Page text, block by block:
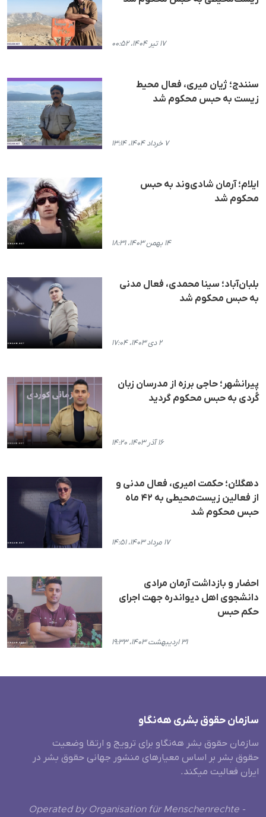
۱۷ تیر ۱۴۰۴، ۰۰:۵۲
سنندج؛ ژیان میری، فعال محیط
زیست به حبس محکوم شد
۷ خرداد ۱۴۰۴، ۱۳:۱۴
ایلام؛ آرمان شادی‌وند به حبس
محکوم شد
۱۴ بهمن ۱۴۰۳، ۱۸:۳۱
بلبان‌آباد؛ سینا محمدی، فعال مدنی
به حبس محکوم شد
۲ دی ۱۴۰۳، ۱۷:۰۴
پیرانشهر؛ حاجی برزه از مدرسان زبان
کُردی به حبس محکوم گردید
۱۶ آذر ۱۴۰۳، ۱۴:۲۰
دهگلان؛ حکمت امیری، فعال مدنی و
از فعالین زیست‌محیطی به ۴۲ ماه
حبس محکوم شد
۱۷ مرداد ۱۴۰۳، ۱۴:۵۱
احضار و بازداشت آرمان مرادی
دانشجوی اهل دیواندره جهت اجرای
حکم حبس
۳۱ اردیبهشت ۱۴۰۳، ۱۹:۳۳
سازمان حقوق بشری هەنگاو
سازمان حقوق بشر هه‌نگاو برای ترویج و ارتقا وضعیت
حقوق بشر بر اساس معیارهای منشور جهانی حقوق بشر در
ایران فعالیت میکند.
Operated by Organisation für Menschenrechte -